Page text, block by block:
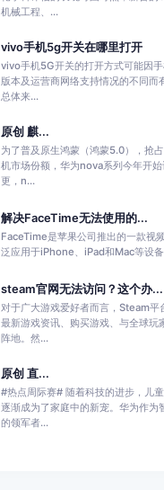
机械工程、...
vivo手机5g开关在哪里打开
vivo手机5G开关的打开方式可能因
版本及运营商网络支持情况的不同而
总体来...
原创 麒...
为了普及原生鸿蒙（鸿蒙5.0），抢
机市场份额，华为nova系列今年开
更，n...
解决FaceTime无法使用的...
FaceTime是苹果公司推出的一款视
泛应用于iPhone、iPad和Mac等设
steam官网无法访问？这个办...
对于广大游戏爱好者而言，Steam平
最新游戏资讯、购买游戏、与全球玩
阵地。然...
原创 直...
#热点周际赛# 随着科技的进步，儿
逐渐成为了家庭中的新宠。华为作为
的领军者...